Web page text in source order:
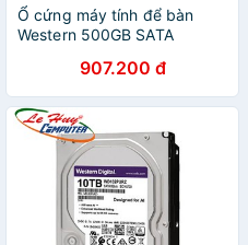
Ổ cứng máy tính để bàn
Western 500GB SATA
907.200 đ